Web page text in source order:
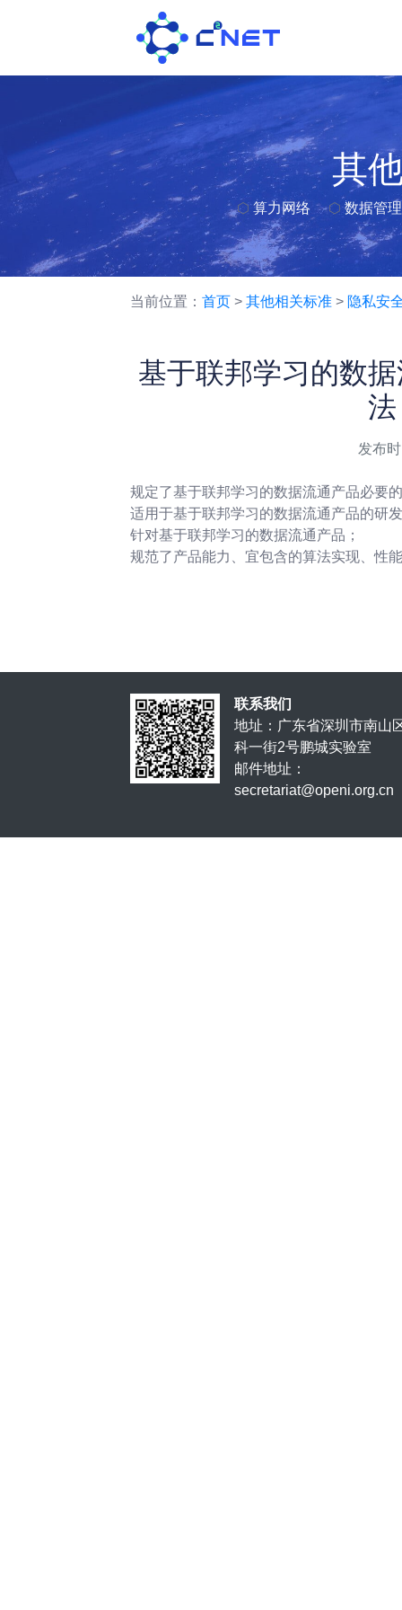
其
⬡算力网络 ⬡数据管
当前位置： 首页 > 其他相关标准 > 隐私安
基于联邦学习的数
发布
规定了基于联邦学习的数据流通产品必要
适用于基于联邦学习的数据流通产品的研
针对基于联邦学习的数据流通产品；
规范了产品能力、宜包含的算法实现、性
联系我们
地址：广东省深圳市南山
科一街2号鹏城实验室
邮件地址：
secretariat@openi.org.cn